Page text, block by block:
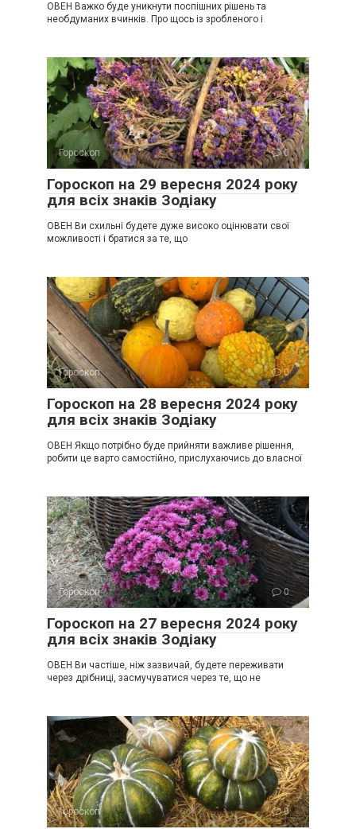
ОВЕН Важко буде уникнути поспішних рішень та
необдуманих вчинків. Про щось із зробленого і
Гороскоп 0
Гороскоп на 29 вересня 2024 року
для всіх знаків Зодіаку
ОВЕН Ви схильні будете дуже високо оцінювати свої
можливості і братися за те, що
Гороскоп 0
Гороскоп на 28 вересня 2024 року
для всіх знаків Зодіаку
ОВЕН Якщо потрібно буде прийняти важливе рішення,
робити це варто самостійно, прислухаючись до власної
Гороскоп 0
Гороскоп на 27 вересня 2024 року
для всіх знаків Зодіаку
ОВЕН Ви частіше, ніж зазвичай, будете переживати
через дрібниці, засмучуватися через те, що не
Гороскоп 0